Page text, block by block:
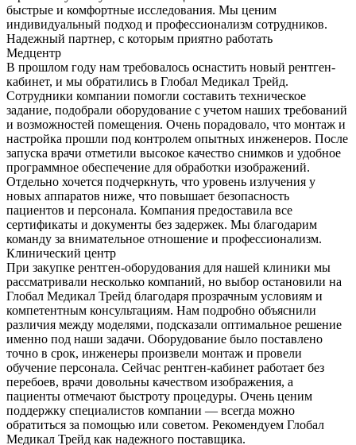
быстрые и комфортные исследования. Мы ценим
индивидуальный подход и профессионализм сотрудников.
Надежный партнер, с которым приятно работать
Медцентр
В прошлом году нам требовалось оснастить новый рентген-
кабинет, и мы обратились в Глобал Медикал Трейд.
Сотрудники компании помогли составить техническое
задание, подобрали оборудование с учетом наших требований
и возможностей помещения. Очень порадовало, что монтаж и
настройка прошли под контролем опытных инженеров. После
запуска врачи отметили высокое качество снимков и удобное
программное обеспечение для обработки изображений.
Отдельно хочется подчеркнуть, что уровень излучения у
новых аппаратов ниже, что повышает безопасность
пациентов и персонала. Компания предоставила все
сертификаты и документы без задержек. Мы благодарим
команду за внимательное отношение и профессионализм.
Клинический центр
При закупке рентген-оборудования для нашей клиники мы
рассматривали несколько компаний, но выбор остановили на
Глобал Медикал Трейд благодаря прозрачным условиям и
компетентным консультациям. Нам подробно объяснили
различия между моделями, подсказали оптимальное решение
именно под наши задачи. Оборудование было поставлено
точно в срок, инженеры произвели монтаж и провели
обучение персонала. Сейчас рентген-кабинет работает без
перебоев, врачи довольны качеством изображения, а
пациенты отмечают быстроту процедуры. Очень ценим
поддержку специалистов компании — всегда можно
обратиться за помощью или советом. Рекомендуем Глобал
Медикал Трейд как надежного поставщика.